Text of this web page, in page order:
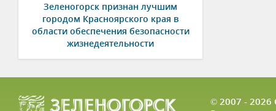
Зеленогорск признан лучшим
городом Красноярского края в
области обеспечения безопасности
жизнедеятельности
© 2007 -